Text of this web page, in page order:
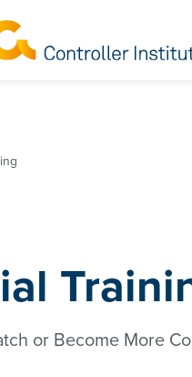
or Become More